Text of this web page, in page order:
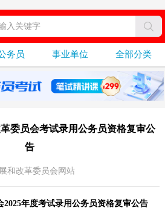
务员 事业单位 全部分类
委员会考试录用公务员资格复审公
告
和改革委员会网站
年度考试录用公务员资格复审公告